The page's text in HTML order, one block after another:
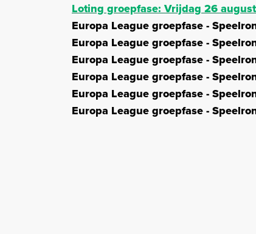
Loting groepfase: Vrijdag 26
Europa League groepfase -
Europa League groepfase -
Europa League groepfase -
Europa League groepfase -
Europa League groepfase -
Europa League groepfase -